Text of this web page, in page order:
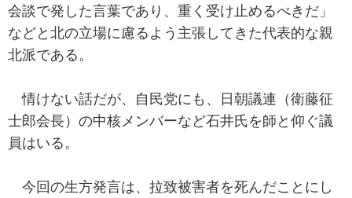
会談で発した言葉であり、重く受け止めるべきだ」
などと北の立場に慮るよう主張してきた代表的な親
北派である。
情けない話だが、自民党にも、日朝議連（衛藤征
士郎会長）の中核メンバーなど石井氏を師と仰ぐ議
員はいる。
今回の生方発言は、拉致被害者を死んだことにし